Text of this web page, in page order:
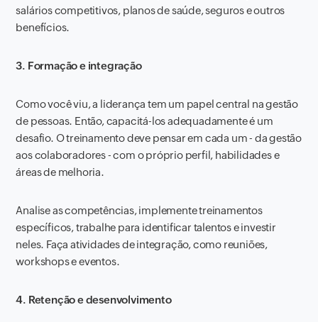
salários competitivos, planos de saúde, seguros e outros
benefícios.
3. Formação e integração
Como você viu, a liderança tem um papel central na gestão
de pessoas. Então, capacitá-los adequadamente é um
desafio. O treinamento deve pensar em cada um - da gestão
aos colaboradores - com o próprio perfil, habilidades e
áreas de melhoria.
Analise as competências, implemente treinamentos
específicos, trabalhe para identificar talentos e investir
neles. Faça atividades de integração, como reuniões,
workshops e eventos.
4. Retenção e desenvolvimento